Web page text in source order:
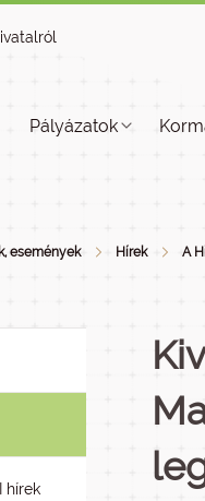
Pályázatok
események Hírek A
hírek